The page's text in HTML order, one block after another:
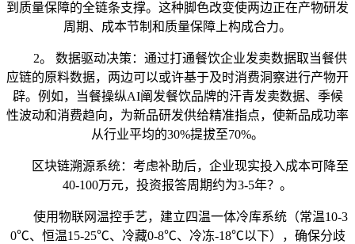
到质量保障的全链条支撑。这种脚色改变使两边正在产物研发
周期、成本节制和质量保障上构成合力。
2。 数据驱动决策：通过打通餐饮企业发卖数据取当餐供
应链的原料数据，两边可以或许基于及时消费洞察进行产物开
辟。例如，当餐操纵AI阐发餐饮品牌的汗青发卖数据、季候
性波动和消费趋向，为新品研发供给精准指点，使新品成功率
从行业平均的30%提拔至70%。
区块链溯源系统：考虑补助后，企业现实投入成本可降至
40-100万元，投资报答周期约为3-5年？。
使用物联网温控手艺，建立四温一体冷库系统（常温10-3
0℃、恒温15-25℃、冷藏0-8℃、冷冻-18℃以下），确保分歧